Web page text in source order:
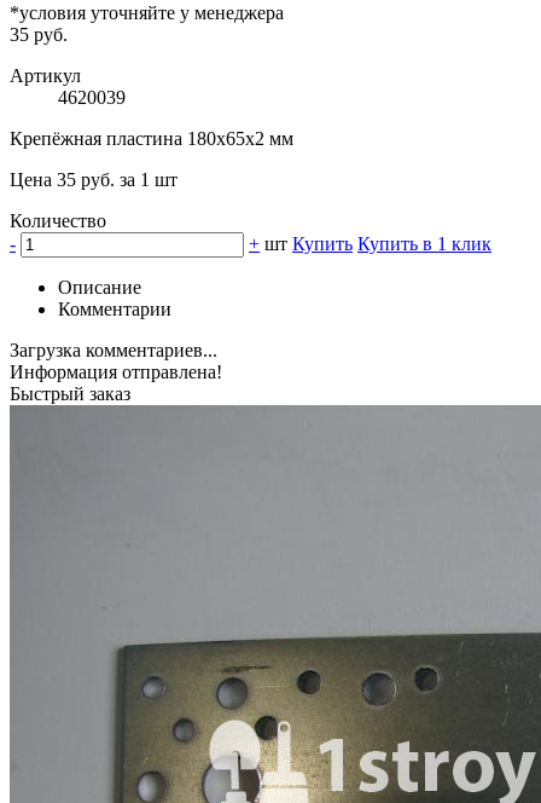
*условия уточняйте у менеджера
35 руб.
Артикул
4620039
Крепёжная пластина 180х65х2 мм
Цена 35 руб. за 1 шт
Количество
-
+ шт Купить Купить в 1 клик
Описание
Комментарии
Загрузка комментариев...
Информация отправлена!
Быстрый заказ